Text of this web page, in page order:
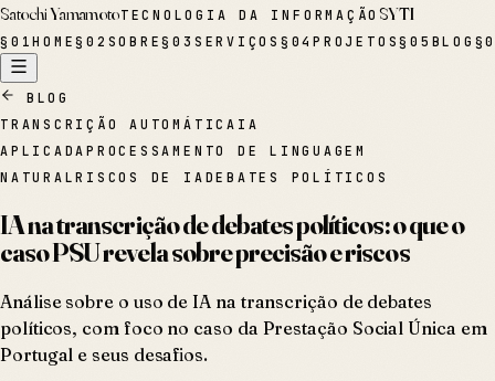
Satochi YamamotoTECNOLOGIA DA INFORMAÇÃOSYTI
§ 01HOME§02 SOBRE§03 SERVIÇOS § 04PROJETOS§05 BLOG §
BLOG
TRANSCRIÇÃO AUTOMÁTICA IA
APLICADAPROCESSAMENTO DE LINGUAGEM
NATURALRISCOS DE IA DEBATES POLÍTICOS
IA na transcrição de debates políticos: o que o
caso PSU revela sobre precisão e riscos
Análise sobre o uso de IA na transcrição de debates
políticos, com foco no caso da Prestação Social Única em
Portugal e seus desafios.